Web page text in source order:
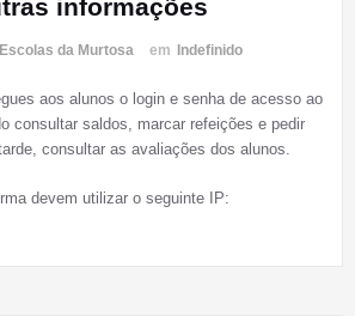
informações
da Murtosa em Indefinido
aos alunos o login e senha de acesso ao
consultar saldos, marcar refeições e pedir
consultar as avaliações dos alunos.
devem utilizar o seguinte IP: